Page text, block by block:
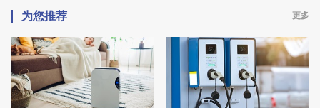
为您推荐 更多